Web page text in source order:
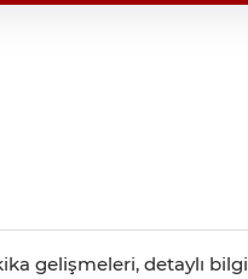
gelişmeleri, detaylı